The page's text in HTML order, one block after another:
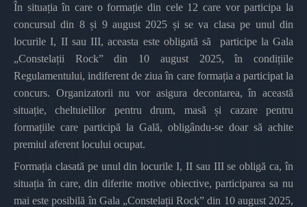
În situația în care o formație din cele 12 care vor participa la
concursul din 8 și 9 august 2025 și se va clasa pe unul din
locurile I, II sau III, aceasta este obligată să participe la Gala
„Constelații Rock” din 10 august 2025, în condițiile
Regulamentului, indiferent de ziua în care formația a participat la
concurs. Organizatorii nu vor asigura decontarea, în această
situație, cheltuielilor pentru drum, masă și cazare pentru
formațiile care participă la Gală, obligându-se doar să achite
premiul aferent locului ocupat.
Formația clasată pe unul din locurile I, II sau III se obligă ca, în
situația în care, din diferite motive obiective, participarea sa nu
mai este posibilă în Gala „Constelații Rock” din 10 august 2025,